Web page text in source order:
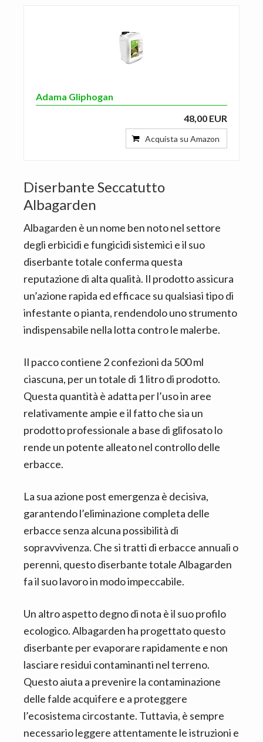
Adama Gliphogan
48,00 EUR
Acquista su Amazon
Diserbante Seccatutto
Albagarden
Albagarden è un nome ben noto nel settore
degli erbicidi e fungicidi sistemici e il suo
diserbante totale conferma questa
reputazione di alta qualità. Il prodotto assicura
un’azione rapida ed efficace su qualsiasi tipo di
infestante o pianta, rendendolo uno strumento
indispensabile nella lotta contro le malerbe.
Il pacco contiene 2 confezioni da 500 ml
ciascuna, per un totale di 1 litro di prodotto.
Questa quantità è adatta per l’uso in aree
relativamente ampie e il fatto che sia un
prodotto professionale a base di glifosato lo
rende un potente alleato nel controllo delle
erbacce.
La sua azione post emergenza è decisiva,
garantendo l’eliminazione completa delle
erbacce senza alcuna possibilità di
sopravvivenza. Che si tratti di erbacce annuali o
perenni, questo diserbante totale Albagarden
fa il suo lavoro in modo impeccabile.
Un altro aspetto degno di nota è il suo profilo
ecologico. Albagarden ha progettato questo
diserbante per evaporare rapidamente e non
lasciare residui contaminanti nel terreno.
Questo aiuta a prevenire la contaminazione
delle falde acquifere e a proteggere
l’ecosistema circostante. Tuttavia, è sempre
necessario leggere attentamente le istruzioni e